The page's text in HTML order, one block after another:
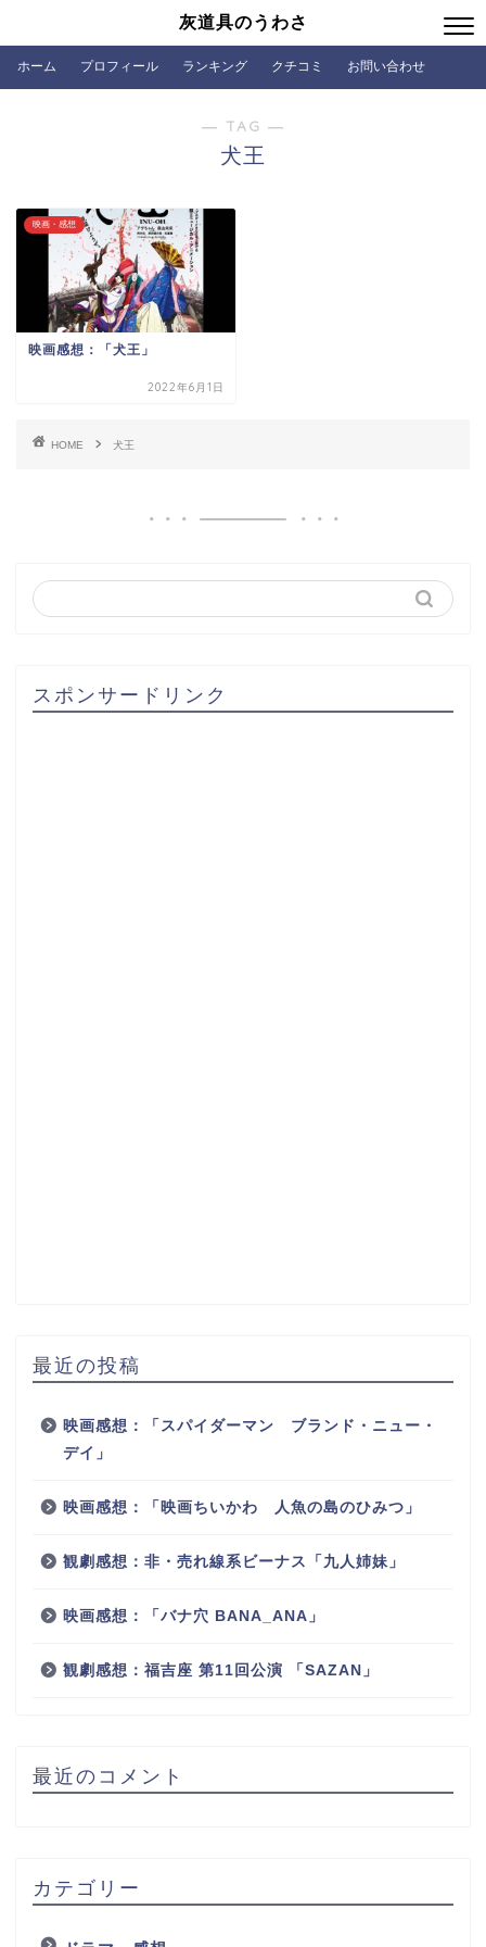
灰道具のうわさ
ホーム プロフィール ランキング クチコミ お問い合わせ
― TAG ―
犬王
映画・感想
映画感想：「犬王」
2022年6月1日
HOME 犬王
スポンサードリンク
最近の投稿
映画感想：「スパイダーマン ブランド・ニュー・
デイ」
映画感想：「映画ちいかわ 人魚の島のひみつ」
観劇感想：非・売れ線系ビーナス「九人姉妹」
映画感想：「バナ穴 BANA_ANA」
観劇感想：福吉座 第11回公演 「SAZAN」
最近のコメント
カテゴリー